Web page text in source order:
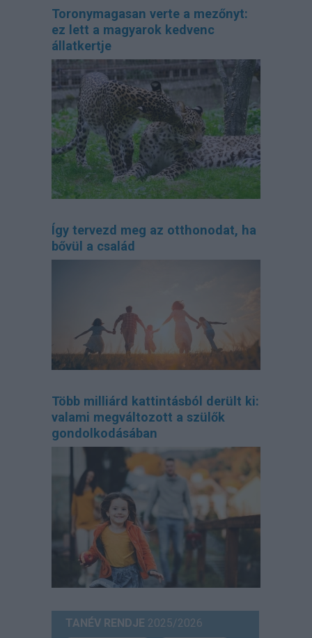
Toronymagasan verte a mezőnyt:
ez lett a magyarok kedvenc
állatkertje
Így tervezd meg az otthonodat, ha
bővül a család
Több milliárd kattintásból derült ki:
valami megváltozott a szülők
gondolkodásában
TANÉV RENDJE 2025/2026